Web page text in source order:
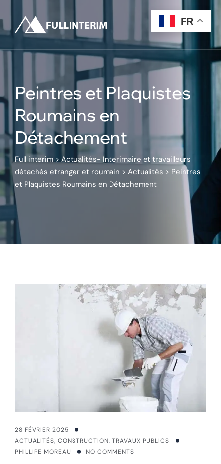
to
content
Peintres et Plaquistes
Roumains en
Détachement
Full interim > Actualités- Interimaire et travailleurs
détachés etranger et roumain > Actualités > Peintres
et Plaquistes Roumains en Détachement
28 FÉVRIER 2025
ACTUALITÉS, CONSTRUCTION, TRAVAUX PUBLICS
PHILLIPE MOREAU
NO COMMENTS
FR